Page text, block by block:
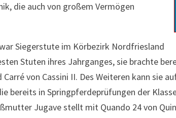
die auch von großem Vermögen
Siegerstute im Körbezirk Nordfriesland
Stuten ihres Jahrganges, sie brachte
Carré von Cassini II. Des Weiteren kann sie
bereits in Springpferdeprüfungen der
Jugave stellt mit Quando 24 von